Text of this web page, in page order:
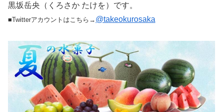
黒坂岳央（くろさか たけを）です。
■Twitterアカウントはこちら→ @takeokurosaka